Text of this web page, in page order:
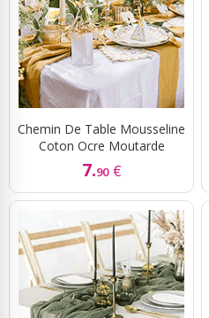
Chemin De Table Mousseline
Coton Ocre Moutarde
7.90 €